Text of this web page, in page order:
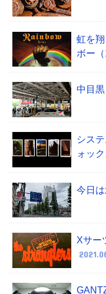
虹を
ボー（
中目
シス
ォッ
今日
Xサー